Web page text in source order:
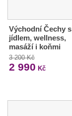
Východní Čechy s
jídlem, wellness,
masáží i koňmi
3 200 Kč
2 990 Kč